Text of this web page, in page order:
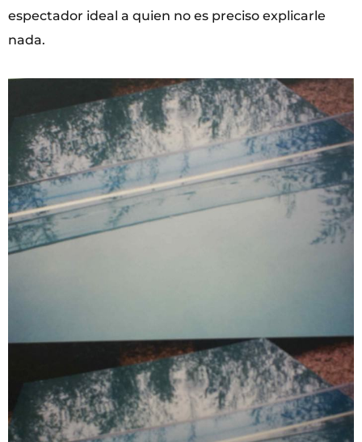
espectador ideal a quien no es preciso explicarle
nada.